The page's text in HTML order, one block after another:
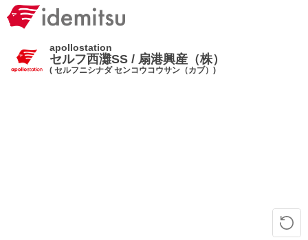
apollostation
セルフ西灘SS / 扇港興産（株）
( セルフニシナダ センコウコウサン（カブ）)